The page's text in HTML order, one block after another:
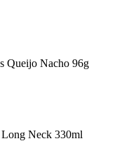
Queijo Nacho 96g
Neck 330ml